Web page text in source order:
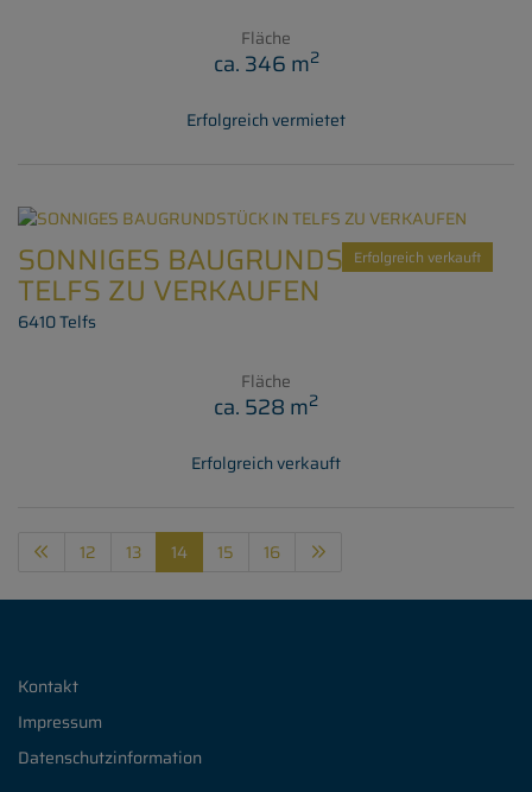
Fläche
ca. 346 m2
Erfolgreich vermietet
Erfolgreich verkauft
SONNIGES BAUGRUNDSTÜCK IN
TELFS ZU VERKAUFEN
6410 Telfs
Fläche
ca. 528 m2
Erfolgreich verkauft
12 13 14 15 16
Kontakt
Impressum
Datenschutzinformation